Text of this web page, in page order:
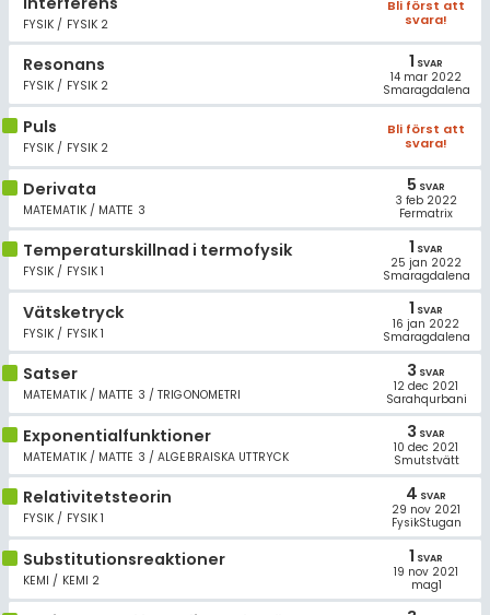
FYSIK / FYSIK 2
Bli först att
svara!
Resonans
FYSIK / FYSIK 2
1 SVAR
14 mar 2022
Smaragdalena
Puls
FYSIK / FYSIK 2
Bli först att
svara!
Derivata
MATEMATIK / MATTE 3
5 SVAR
3 feb 2022
Fermatrix
Temperaturskillnad i termofysik
FYSIK / FYSIK 1
1 SVAR
25 jan 2022
Smaragdalena
Vätsketryck
FYSIK / FYSIK 1
1 SVAR
16 jan 2022
Smaragdalena
Satser
MATEMATIK / MATTE 3 / TRIGONOMETRI
3 SVAR
12 dec 2021
Sarahqurbani
Exponentialfunktioner
MATEMATIK / MATTE 3 / ALGEBRAISKA UTTRYCK
3 SVAR
10 dec 2021
Smutstvätt
Relativitetsteorin
FYSIK / FYSIK 1
4 SVAR
29 nov 2021
FysikStugan
Substitutionsreaktioner
KEMI / KEMI 2
1 SVAR
19 nov 2021
mag1
Cookie-inställningar